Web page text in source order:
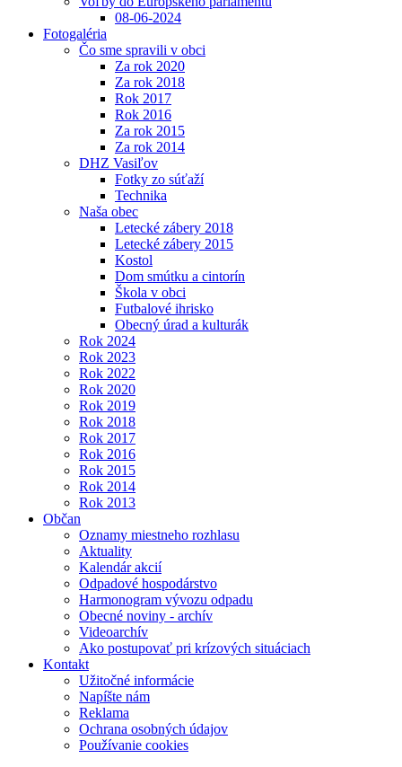
08-06-2024
Fotogaléria
Čo sme spravili v obci
Za rok 2020
Za rok 2018
Rok 2017
Rok 2016
Za rok 2015
Za rok 2014
DHZ Vasiľov
Fotky zo súťaží
Technika
Naša obec
Letecké zábery 2018
Letecké zábery 2015
Kostol
Dom smútku a cintorín
Škola v obci
Futbalové ihrisko
Obecný úrad a kulturák
Rok 2024
Rok 2023
Rok 2022
Rok 2020
Rok 2019
Rok 2018
Rok 2017
Rok 2016
Rok 2015
Rok 2014
Rok 2013
Občan
Oznamy miestneho rozhlasu
Aktuality
Kalendár akcií
Odpadové hospodárstvo
Harmonogram vývozu odpadu
Obecné noviny - archív
Videoarchív
Ako postupovať pri krízových situáciach
Kontakt
Užitočné informácie
Napíšte nám
Reklama
Ochrana osobných údajov
Používanie cookies